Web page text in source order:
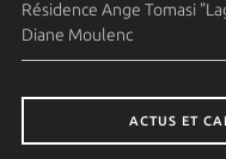
Résidence Ange Tomasi
Diane Moulenc
ACTUS ET